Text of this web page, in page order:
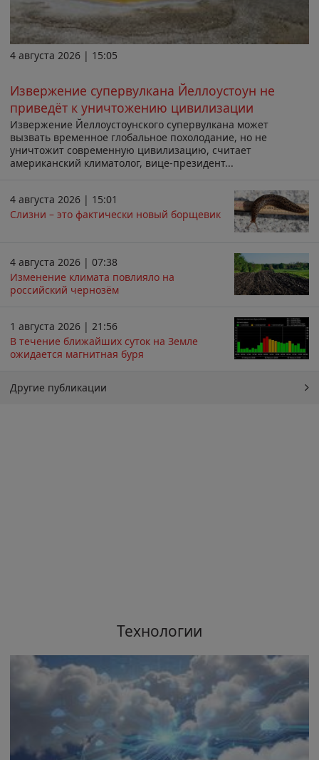
4 августа 2026 | 15:05
Извержение супервулкана Йеллоустоун не
приведёт к уничтожению цивилизации
Извержение Йеллоустоунского супервулкана может
вызвать временное глобальное похолодание, но не
уничтожит современную цивилизацию, считает
американский климатолог, вице-президент...
4 августа 2026 | 15:01
Слизни – это фактически новый борщевик
4 августа 2026 | 07:38
Изменение климата повлияло на
российский чернозём
1 августа 2026 | 21:56
В течение ближайших суток на Земле
ожидается магнитная буря
Другие публикации
Технологии